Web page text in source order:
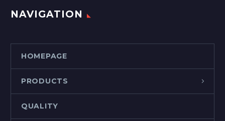
NAVIGATION
HOMEPAGE
PRODUCTS
QUALITY